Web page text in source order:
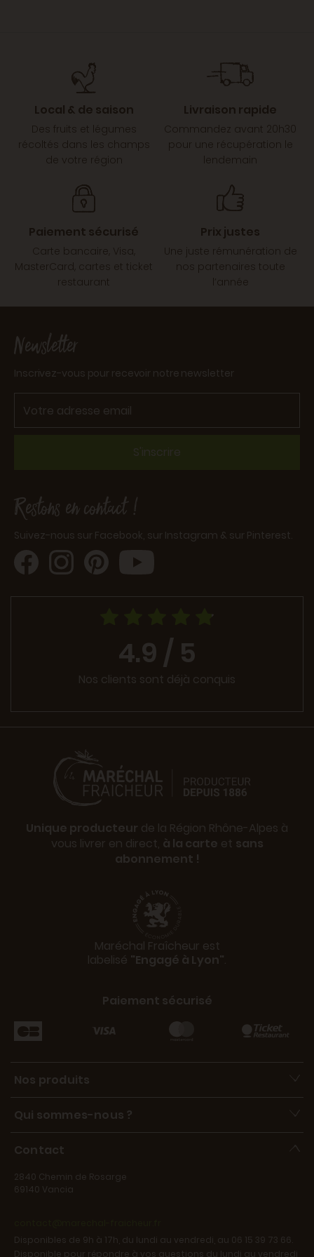
Local & de saison
Des fruits et légumes
récoltés dans les champs
de votre région
Livraison rapide
Commandez avant 20h30
pour une récupération le
lendemain
Paiement sécurisé
Carte bancaire, Visa,
MasterCard, cartes et ticket
restaurant
Prix justes
Une juste rémunération de
nos partenaires toute
l’année
Newsletter
Inscrivez-vous pour recevoir notre newsletter
S'inscrire
Restons en contact !
Suivez-nous sur Facebook, sur Instagram & sur Pinterest.
4.9 / 5
Nos clients sont déjà conquis
Unique producteur de la Région Rhône-Alpes à
vous livrer en direct, à la carte et sans
abonnement !
Maréchal Fraîcheur est
labelisé "Engagé à Lyon".
Paiement sécurisé
Nos produits
Qui sommes-nous ?
Contact
2840 Chemin de Rosarge
69140 Vancia
Disponibles de 9h à 17h, du lundi au vendredi, au 06 15 39 73 66.
Disponible pour répondre à vos questions du lundi au vendredi